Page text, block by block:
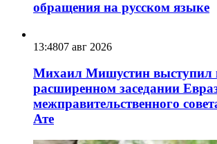
обращения на русском языке
13:4807 авг 2026
Михаил Мишустин выступил
расширенном заседании
межправительственного
Ате